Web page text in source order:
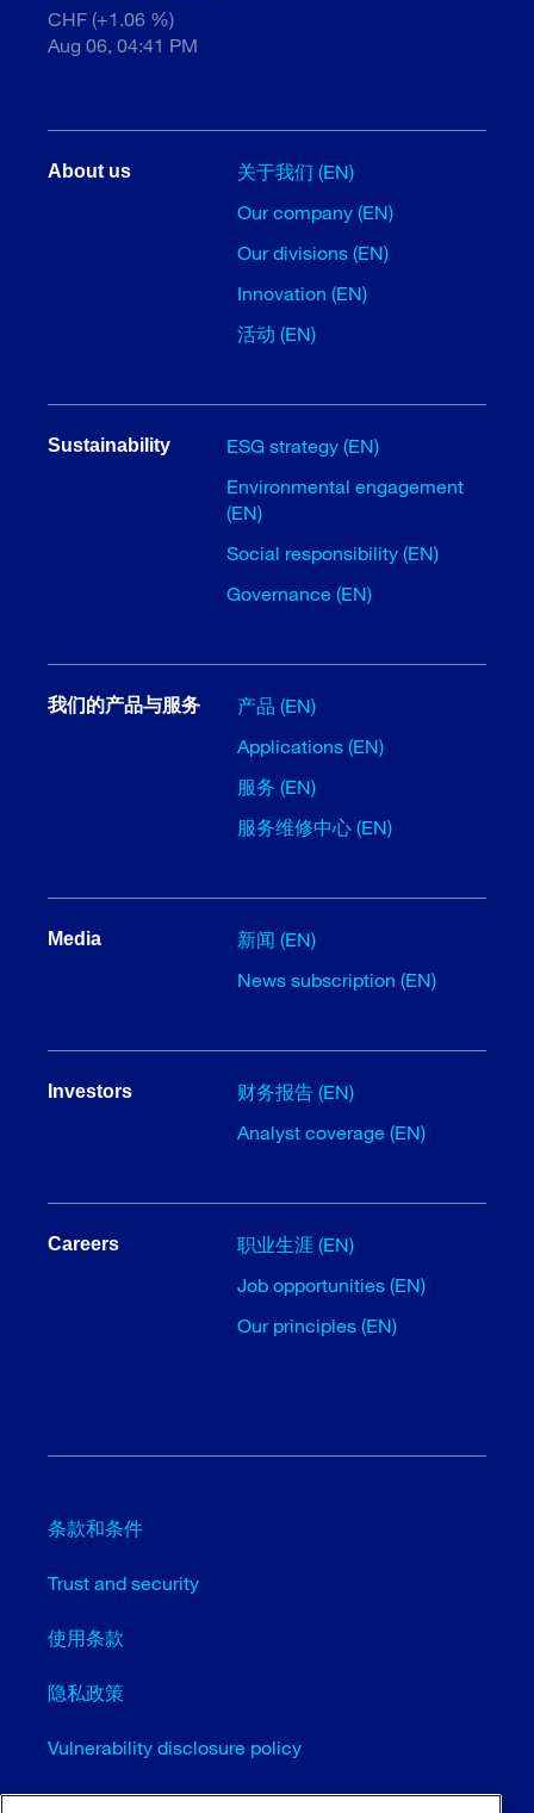
CHF (+1.06 %)
Aug 06, 04:41 PM
About us
关于我们 (EN)
Our company (EN)
Our divisions (EN)
Innovation (EN)
活动 (EN)
Sustainability
ESG strategy (EN)
Environmental engagement
(EN)
Social responsibility (EN)
Governance (EN)
我们的产品与服务
产品 (EN)
Applications (EN)
服务 (EN)
服务维修中心 (EN)
Media
新闻 (EN)
News subscription (EN)
Investors
财务报告 (EN)
Analyst coverage (EN)
Careers
职业生涯 (EN)
Job opportunities (EN)
Our principles (EN)
条款和条件
Trust and security
使用条款
隐私政策
Vulnerability disclosure policy
Cookie settings (EN)